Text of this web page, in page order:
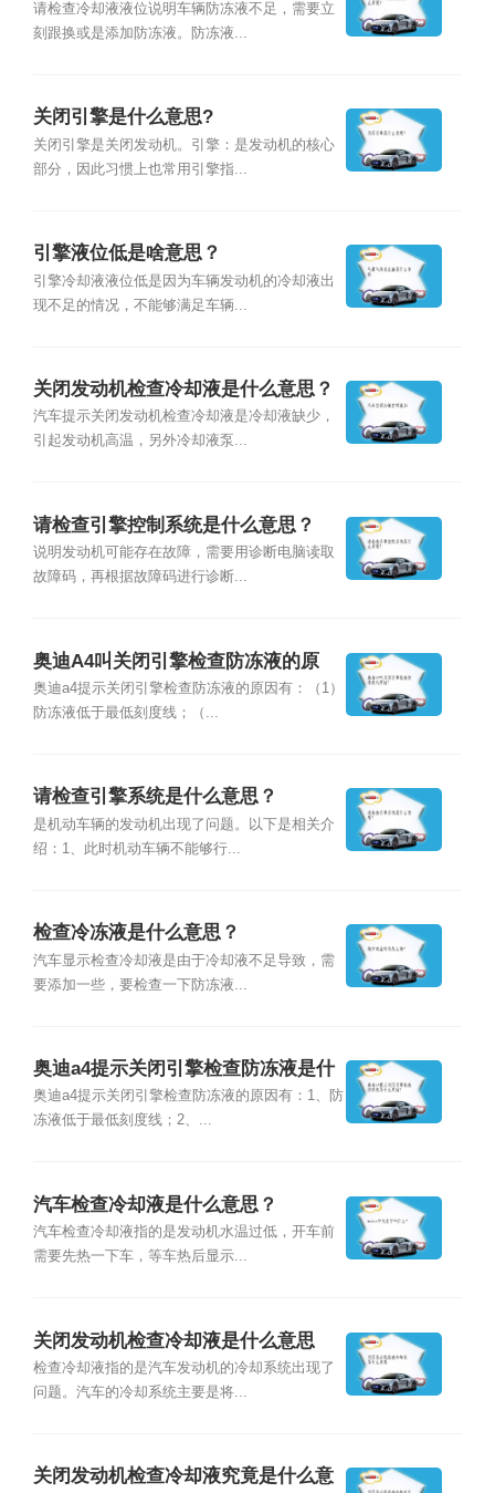
请检查冷却液液位说明车辆防冻液不足，需要立
刻跟换或是添加防冻液。防冻液...
关闭引擎是什么意思?
关闭引擎是关闭发动机。引擎：是发动机的核心
部分，因此习惯上也常用引擎指...
引擎液位低是啥意思？
引擎冷却液液位低是因为车辆发动机的冷却液出
现不足的情况，不能够满足车辆...
关闭发动机检查冷却液是什么意思？
汽车提示关闭发动机检查冷却液是冷却液缺少，
引起发动机高温，另外冷却液泵...
请检查引擎控制系统是什么意思？
说明发动机可能存在故障，需要用诊断电脑读取
故障码，再根据故障码进行诊断...
奥迪A4叫关闭引擎检查防冻液的原
因？
奥迪a4提示关闭引擎检查防冻液的原因有：（1）
防冻液低于最低刻度线；（...
请检查引擎系统是什么意思？
是机动车辆的发动机出现了问题。以下是相关介
绍：1、此时机动车辆不能够行...
检查冷冻液是什么意思？
汽车显示检查冷却液是由于冷却液不足导致，需
要添加一些，要检查一下防冻液...
奥迪a4提示关闭引擎检查防冻液是什
么原因？
奥迪a4提示关闭引擎检查防冻液的原因有：1、防
冻液低于最低刻度线；2、...
汽车检查冷却液是什么意思？
汽车检查冷却液指的是发动机水温过低，开车前
需要先热一下车，等车热后显示...
关闭发动机检查冷却液是什么意思
检查冷却液指的是汽车发动机的冷却系统出现了
问题。汽车的冷却系统主要是将...
关闭发动机检查冷却液究竟是什么意